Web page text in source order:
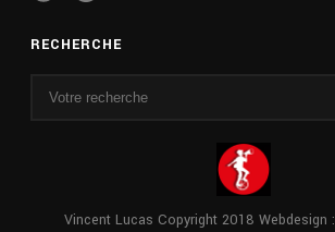
RECHERCHE
Vincent Lucas Copyright 2018 Webdesign :